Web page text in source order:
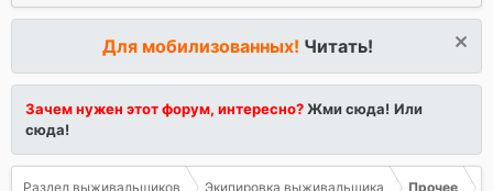
Для мобилизованных! Читать!
Зачем нужен этот форум, интересно?Жми сюда! Или
сюда!
Раздел выживальщиков Экипировка выживальщика Прочее